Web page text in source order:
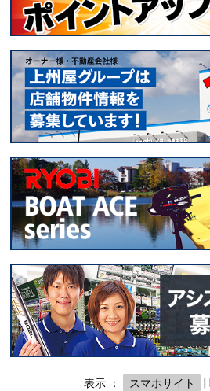
表示 ： スマホサイト